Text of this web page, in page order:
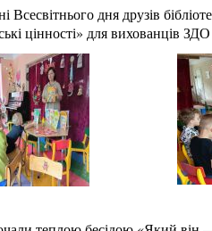
Всесвітнього дня друзів
цінності» для вихованців